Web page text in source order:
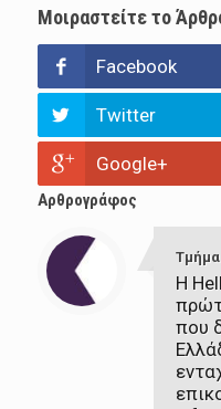
Μοιραστείτε το
Facebook
Twitter
Google+
Αρθρογράφος
Η
που